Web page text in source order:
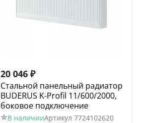
20 046 ₽
Стальной панельный радиатор
BUDERUS K-Profil 11/600/2000,
боковое подключение
В наличииАртикул 7724102620